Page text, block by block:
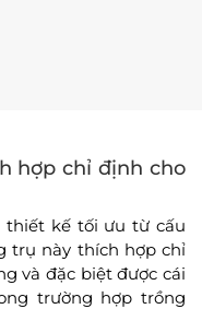
hợp chỉ định cho
thiết kế tối ưu từ cấu
trụ này thích hợp chỉ
và đặc biệt được cái
trường hợp trồng